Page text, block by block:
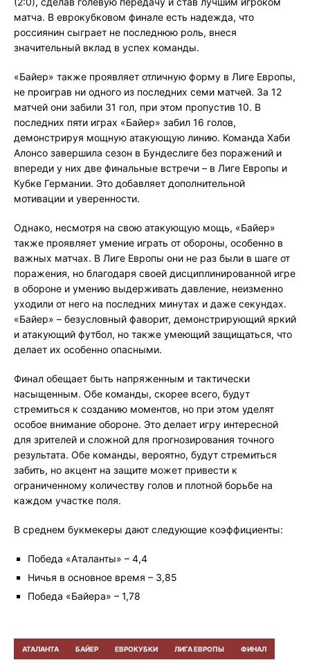
матча. В еврокубковом финале есть надежда, что
россиянин сыграет не последнюю роль, внеся
значительный вклад в успех команды.
«Байер» также проявляет отличную форму в Лиге Европы,
не проиграв ни одного из последних семи матчей. За 12
матчей они забили 31 гол, при этом пропустив 10. В
последних пяти играх «Байер» забил 16 голов,
демонстрируя мощную атакующую линию. Команда Хаби
Алонсо завершила сезон в Бундеслиге без поражений и
впереди у них две финальные встречи – в Лиге Европы и
Кубке Германии. Это добавляет дополнительной
мотивации и уверенности.
Однако, несмотря на свою атакующую мощь, «Байер»
также проявляет умение играть от обороны, особенно в
важных матчах. В Лиге Европы они не раз были в шаге от
поражения, но благодаря своей дисциплинированной игре
в обороне и умению выдерживать давление, неизменно
уходили от него на последних минутах и даже секундах.
«Байер» – безусловный фаворит, демонстрирующий яркий
и атакующий футбол, но также умеющий защищаться, что
делает их особенно опасными.
Финал обещает быть напряженным и тактически
насыщенным. Обе команды, скорее всего, будут
стремиться к созданию моментов, но при этом уделят
особое внимание обороне. Это делает игру интересной
для зрителей и сложной для прогнозирования точного
результата. Обе команды, вероятно, будут стремиться
забить, но акцент на защите может привести к
ограниченному количеству голов и плотной борьбе на
каждом участке поля.
В среднем букмекеры дают следующие коэффициенты:
Победа «Аталанты» – 4,4
Ничья в основное время – 3,85
Победа «Байера» – 1,78
АТАЛАНТА БАЙЕР ЕВРОКУБКИ ЛИГА ЕВРОПЫ ФИНАЛ